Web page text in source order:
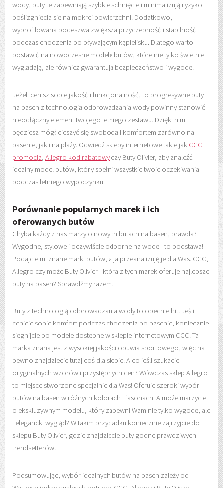
wody, buty te zapewniają szybkie schnięcie i minimalizują ryzyko
poślizgnięcia się na mokrej powierzchni. Dodatkowo,
wyprofilowana podeszwa zwiększa przyczepność i stabilność
podczas chodzenia po pływającym kąpielisku. Dlatego warto
postawić na nowoczesne modele butów, które nie tylko świetnie
wyglądają, ale również gwarantują bezpieczeństwo i wygodę.
Jeżeli cenisz sobie jakość i funkcjonalność, to progresywne buty
na basen z technologią odprowadzania wody powinny stanowić
nieodłączny element twojego letniego zestawu. Dzięki nim
będziesz mógł cieszyć się swobodą i komfortem zarówno na
basenie, jak i na plaży. Odwiedź sklepy internetowe takie jak CCC
promocja, Allegro kod rabatowy czy Buty Olivier, aby znaleźć
idealny model butów, który spełni wszystkie twoje oczekiwania
podczas letniego wypoczynku.
Porównanie popularnych marek i ich
oferowanych butów
Chyba każdy z nas marzy o nowych butach na basen, prawda?
Wygodne, stylowe i oczywiście odporne na wodę - to podstawa!
Podajcie mi znane marki butów, a ja przeanalizuję je dla Was. CCC,
Allegro czy może Buty Olivier - która z tych marek oferuje najlepsze
buty na basen? Sprawdźmy razem!
Buty z technologią odprowadzania wody to obecnie hit! Jeśli
cenicie sobie komfort podczas chodzenia po basenie, koniecznie
sięgnijcie po modele dostępne w sklepie internetowym CCC. Ta
marka znana jest z wysokiej jakości obuwia sportowego, więc na
pewno znajdziecie tutaj coś dla siebie. A co jeśli szukacie
oryginalnych wzorów i przystępnych cen? Wówczas sklep Allegro
to miejsce stworzone specjalnie dla Was! Oferuje szeroki wybór
butów na basen w różnych kolorach i fasonach. A może marzycie
o ekskluzywnym modelu, który zapewni Wam nie tylko wygodę, ale
i elegancki wygląd? W takim przypadku koniecznie zajrzyjcie do
sklepu Buty Olivier, gdzie znajdziecie buty godne prawdziwych
trendsetterów!
Podsumowując, wybór idealnych butów na basen zależy od